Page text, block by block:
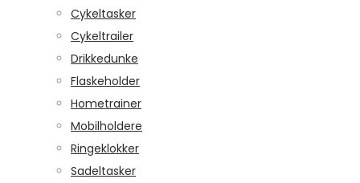
Cykeltasker
Cykeltrailer
Drikkedunke
Flaskeholder
Hometrainer
Mobilholdere
Ringeklokker
Sadeltasker